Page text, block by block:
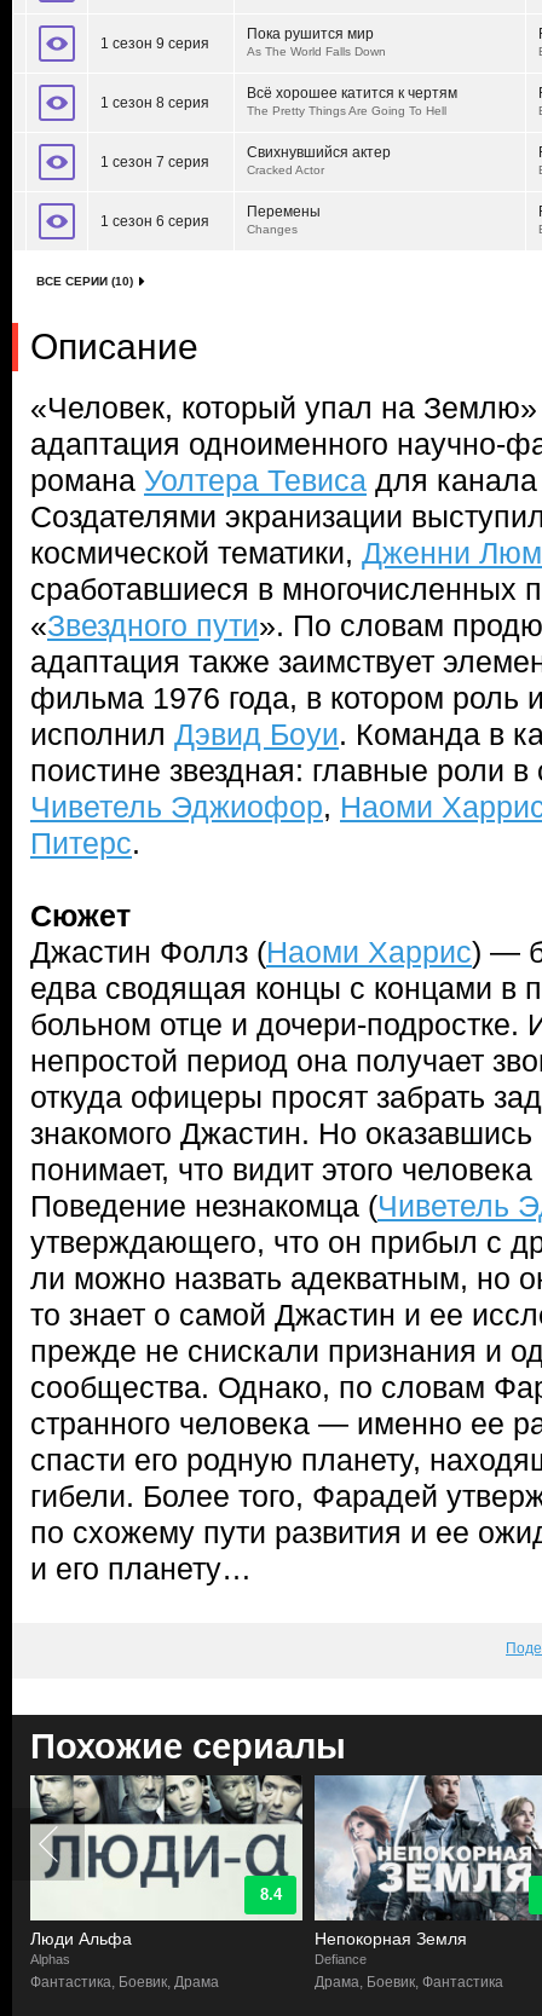
1 сезон 9 серия
Пока рушится мир
As The World Falls Down
1 сезон 8 серия
Всё хорошее катится к чертям
The Pretty Things Are Going To Hell
1 сезон 7 серия
Свихнувшийся актер
Cracked Actor
1 сезон 6 серия
Перемены
Changes
ВСЕ СЕРИИ (10)
Описание
«Человек, который упал на
адаптация одноименного научно-
романа Уолтера Тевиса для
Создателями экранизации
космической тематики, Дженни
сработавшиеся в многочисленных
«Звездного пути». По словам
адаптация также заимствует
фильма 1976 года, в котором роль
исполнил Дэвид Боуи. Команда в
поистине звездная: главные роли
Чиветель Эджиофор, Наоми
Питерс.
Сюжет
Джастин Фоллз (Наоми Харрис) —
едва сводящая концы с концами в
больном отце и дочери-подростке.
непростой период она получает
откуда офицеры просят забрать
знакомого Джастин. Но
понимает, что видит этого
Поведение незнакомца (Чиветель
утверждающего, что он прибыл с
ли можно назвать адекватным, но
то знает о самой Джастин и ее
прежде не снискали признания и
сообщества. Однако, по словам
странного человека — именно ее
спасти его родную планету,
гибели. Более того, Фарадей
по схожему пути развития и ее
и его планету…
Похожие сериалы
8.4
Люди Альфа
Alphas
Фантастика, Боевик, Драма
Непокорная Земля
Defiance
Драма, Боевик, Фантастика